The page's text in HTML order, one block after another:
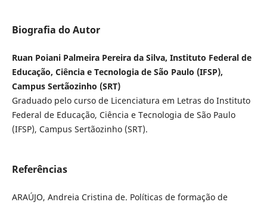
Biografia do Autor
Ruan Poiani Palmeira Pereira da Silva, Instituto Federal de
Educação, Ciência e Tecnologia de São Paulo (IFSP),
Campus Sertãozinho (SRT)
Graduado pelo curso de Licenciatura em Letras do Instituto
Federal de Educação, Ciência e Tecnologia de São Paulo
(IFSP), Campus Sertãozinho (SRT).
Referências
ARAÚJO, Andreia Cristina de. Políticas de formação de